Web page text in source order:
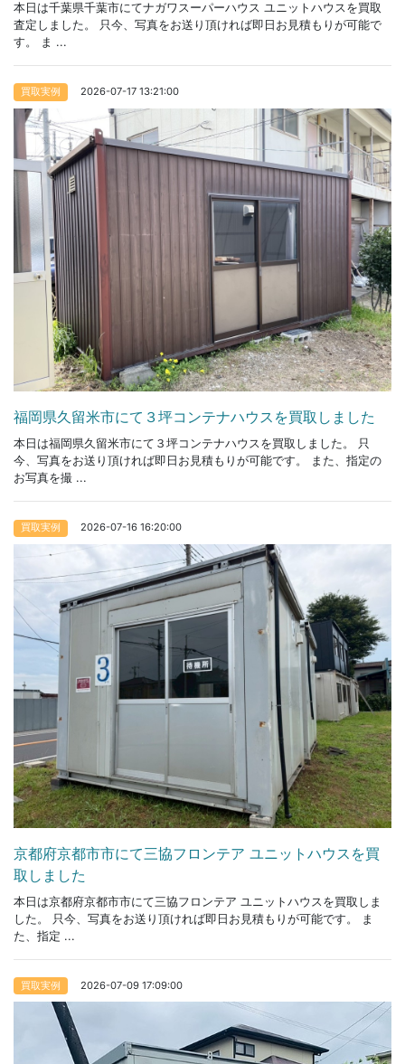
本日は千葉県千葉市にてナガワスーパーハウス ユニットハウスを買取
査定しました。 只今、写真をお送り頂ければ即日お見積もりが可能で
す。 ま ...
買取実例 2026-07-17 13:21:00
福岡県久留米市にて３坪コンテナハウスを買取しました
本日は福岡県久留米市にて３坪コンテナハウスを買取しました。 只
今、写真をお送り頂ければ即日お見積もりが可能です。 また、指定の
お写真を撮 ...
買取実例 2026-07-16 16:20:00
京都府京都市市にて三協フロンテア ユニットハウスを買
取しました
本日は京都府京都市市にて三協フロンテア ユニットハウスを買取しま
した。 只今、写真をお送り頂ければ即日お見積もりが可能です。 ま
た、指定 ...
買取実例 2026-07-09 17:09:00